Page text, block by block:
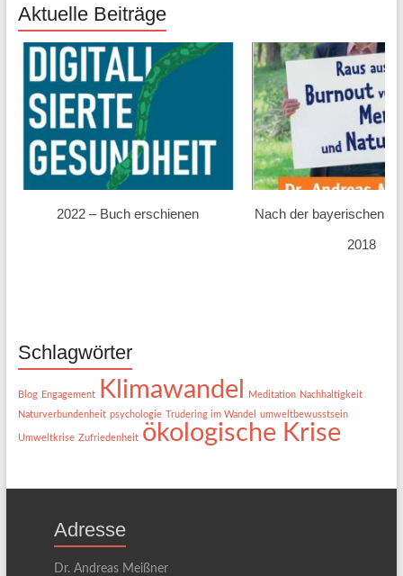
Aktuelle Beiträge
2022 – Buch erschienen
Nach der bayerischen
2018
Schlagwörter
Blog Engagement Klimawandel Meditation Nachhaltigkeit
Naturverbundenheit psychologie Trudering im Wandel umweltbewusstsein
Umweltkrise Zufriedenheit ökologische Krise
Adresse
Dr. Andreas Meißner